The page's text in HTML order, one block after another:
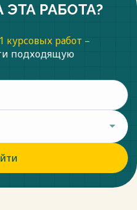
РАБОТА?
курсовых работ –
подходящую